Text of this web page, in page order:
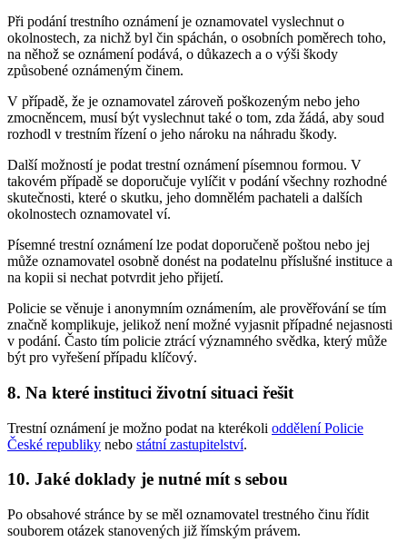
Při podání trestního oznámení je oznamovatel vyslechnut o
okolnostech, za nichž byl čin spáchán, o osobních poměrech toho,
na něhož se oznámení podává, o důkazech a o výši škody
způsobené oznámeným činem.
V případě, že je oznamovatel zároveň poškozeným nebo jeho
zmocněncem, musí být vyslechnut také o tom, zda žádá, aby soud
rozhodl v trestním řízení o jeho nároku na náhradu škody.
Další možností je podat trestní oznámení písemnou formou. V
takovém případě se doporučuje vylíčit v podání všechny rozhodné
skutečnosti, které o skutku, jeho domnělém pachateli a dalších
okolnostech oznamovatel ví.
Písemné trestní oznámení lze podat doporučeně poštou nebo jej
může oznamovatel osobně donést na podatelnu příslušné instituce a
na kopii si nechat potvrdit jeho přijetí.
Policie se věnuje i anonymním oznámením, ale prověřování se tím
značně komplikuje, jelikož není možné vyjasnit případné nejasnosti
v podání. Často tím policie ztrácí významného svědka, který může
být pro vyřešení případu klíčový.
8. Na které instituci životní situaci řešit
Trestní oznámení je možno podat na kterékoli oddělení Policie
České republiky nebo státní zastupitelství.
10. Jaké doklady je nutné mít s sebou
Po obsahové stránce by se měl oznamovatel trestného činu řídit
souborem otázek stanovených již římským právem.